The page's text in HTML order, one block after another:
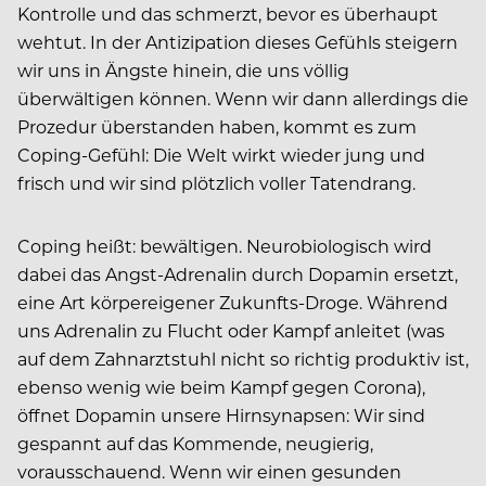
Kontrolle und das schmerzt, bevor es überhaupt
wehtut. In der Antizipation dieses Gefühls steigern
wir uns in Ängste hinein, die uns völlig
überwältigen können. Wenn wir dann allerdings die
Prozedur überstanden haben, kommt es zum
Coping-Gefühl: Die Welt wirkt wieder jung und
frisch und wir sind plötzlich voller Tatendrang.
Coping heißt: bewältigen. Neurobiologisch wird
dabei das Angst-Adrenalin durch Dopamin ersetzt,
eine Art körpereigener Zukunfts-Droge. Während
uns Adrenalin zu Flucht oder Kampf anleitet (was
auf dem Zahnarztstuhl nicht so richtig produktiv ist,
ebenso wenig wie beim Kampf gegen Corona),
öffnet Dopamin unsere Hirnsynapsen: Wir sind
gespannt auf das Kommende, neugierig,
vorausschauend. Wenn wir einen gesunden